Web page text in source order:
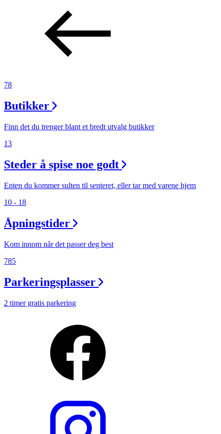
78
Butikker
Finn det du trenger blant et bredt utvalg butikker
13
Steder å spise noe godt
Enten du kommer sulten til senteret, eller tar med varene hjem
10 - 18
Åpningstider
Kom innom når det passer deg best
785
Parkeringsplasser
2 timer gratis parkering